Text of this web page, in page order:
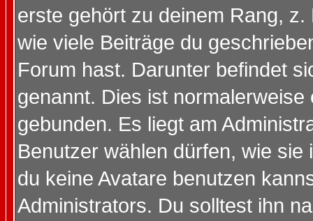
erste gehört zu deinem Rang,
wie viele Beiträge du
Forum hast. Darunter befindet
genannt. Dies ist
gebunden. Es liegt am
Benutzer wählen dürfen, wie
du keine Avatare benutzen
Administrators. Du solltest ihn